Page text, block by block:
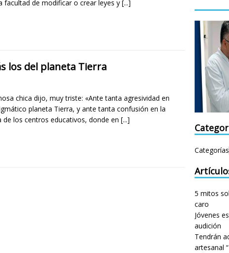
facultad de modificar o crear leyes y [...]
los del planeta Tierra
chica dijo, muy triste: «Ante tanta agresividad en
planeta Tierra, y ante tanta confusión en la
de los centros educativos, donde en [...]
Categorías
5 mitos
caro
Jóvenes
audición
Tendrán
artesanal